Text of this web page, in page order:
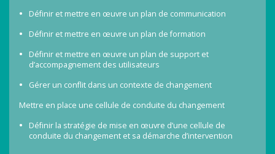
Définir et mettre en œuvre un plan de communication
Définir et mettre en œuvre un plan de formation
Définir et mettre en œuvre un plan de support et
d’accompagnement des utilisateurs
Gérer un conflit dans un contexte de changement
Mettre en place une cellule de conduite du changement
Définir la stratégie de mise en œuvre d’une cellule de
conduite du changement et sa démarche d’intervention